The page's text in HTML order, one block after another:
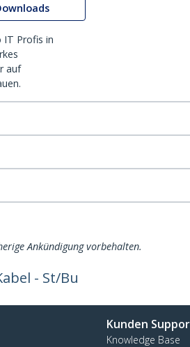
IT Profis in
auf
Ankündigung vorbehalten.
- St/Bu
Kunden
Knowledge Base